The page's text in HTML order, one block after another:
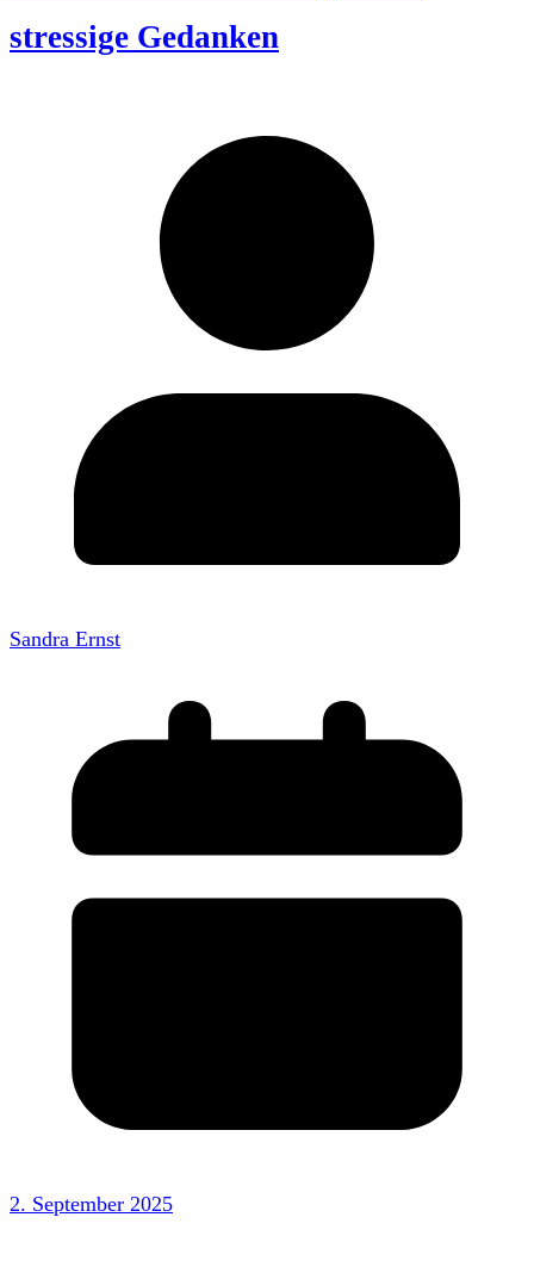
stressige Gedanken
Sandra Ernst
2. September 2025